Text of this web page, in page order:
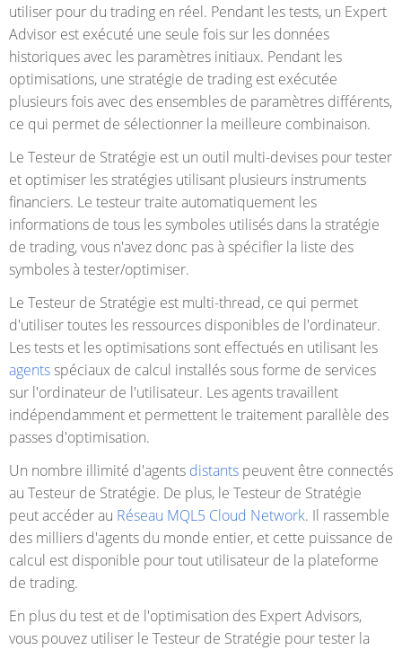
utiliser pour du trading en réel. Pendant les tests, un Expert
Advisor est exécuté une seule fois sur les données
historiques avec les paramètres initiaux. Pendant les
optimisations, une stratégie de trading est exécutée
plusieurs fois avec des ensembles de paramètres différents,
ce qui permet de sélectionner la meilleure combinaison.
Le Testeur de Stratégie est un outil multi-devises pour tester
et optimiser les stratégies utilisant plusieurs instruments
financiers. Le testeur traite automatiquement les
informations de tous les symboles utilisés dans la stratégie
de trading, vous n'avez donc pas à spécifier la liste des
symboles à tester/optimiser.
Le Testeur de Stratégie est multi-thread, ce qui permet
d'utiliser toutes les ressources disponibles de l'ordinateur.
Les tests et les optimisations sont effectués en utilisant les
agentsspéciaux de calcul installés sous forme de services
sur l'ordinateur de l'utilisateur. Les agents travaillent
indépendamment et permettent le traitement parallèle des
passes d'optimisation.
Un nombre illimité d'agents distants peuvent être connectés
au Testeur de Stratégie. De plus, le Testeur de Stratégie
peut accéder au Réseau MQL5 Cloud Network. Il rassemble
des milliers d'agents du monde entier, et cette puissance de
calcul est disponible pour tout utilisateur de la plateforme
de trading.
En plus du test et de l'optimisation des Expert Advisors,
vous pouvez utiliser le Testeur de Stratégie pour tester la